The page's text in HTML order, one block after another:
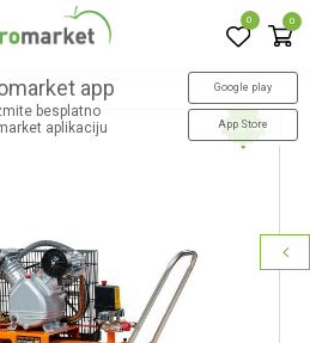
0 0
app
besplatno
aplikaciju
Google play
App Store
23 %